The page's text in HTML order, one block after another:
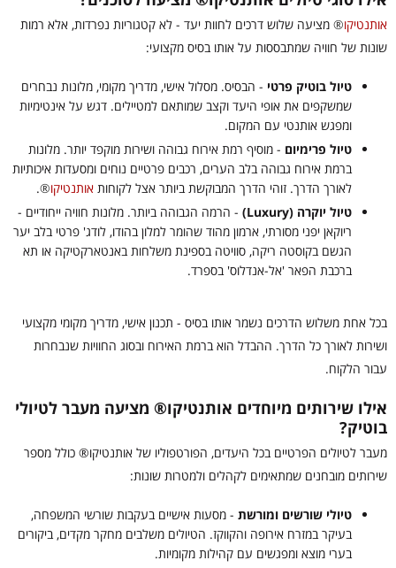
אותנטיקו® מציעה שלוש דרכים לחוות יעד - לא קטגוריות נפרדות, אלא רמות
שונות של חוויה שמתבססות על אותו בסיס מקצועי:
טיול בוטיק פרטי - הבסיס. מסלול אישי, מדריך מקומי, מלונות נבחרים
שמשקפים את אופי היעד וקצב שמותאם למטיילים. דגש על אינטימיות
ומפגש אותנטי עם המקום.
טיול פרימיום - מוסיף רמת אירוח גבוהה ושירות מוקפד יותר. מלונות
ברמת אירוח גבוהה בלב הערים, רכבים פרטיים נוחים ומסעדות איכותיות
לאורך הדרך. זוהי הדרך המבוקשת ביותר אצל לקוחות אותנטיקו®
.
טיול יוקרה (Luxury)
- הרמה הגבוהה ביותר. מלונות חוויה ייחודיים -
ריוקאן יפני מסורתי, ארמון מהוד שהומר למלון בהודו, לודג' פרטי בלב יער
הגשם בקוסטה ריקה, סוויטה בספינת משלחות באנטארקטיקה או תא
ברכבת הפאר 'אל-אנדלוס' בספרד.
בכל אחת משלוש הדרכים נשמר אותו בסיס - תכנון אישי, מדריך מקומי מקצועי
ושירות לאורך כל הדרך. ההבדל הוא ברמת האירוח ובסוג החוויות שנבחרות
עבור הלקוח.
אילו שירותים מיוחדים אותנטיקו® מציעה מעבר לטיולי
בוטיק?
מעבר לטיולים הפרטיים בכל היעדים, הפורטפוליו של אותנטיקו® כולל מספר
שירותים מובחנים שמתאימים לקהלים ולמטרות שונות:
טיולי שורשים ומורשת - מסעות אישיים בעקבות שורשי המשפחה,
בעיקר במזרח אירופה והקווקז. הטיולים משלבים מחקר מקדים, ביקורים
בערי מוצא ומפגשים עם קהילות מקומיות.